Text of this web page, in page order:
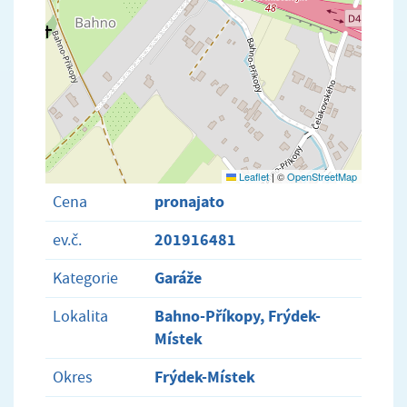
Leaflet|©OpenStreetMap
Cena pronajato
ev.č. 201916481
Kategorie Garáže
Lokalita
Bahno-Příkopy, Frýdek-
Místek
Okres Frýdek-Místek